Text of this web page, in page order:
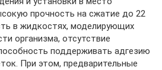
прочность на сжатие до 22
в жидкостях, моделирующих
организма, отсутствие
поддерживать адгезию
При этом, предварительные